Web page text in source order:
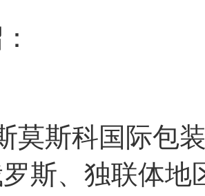
斯科国际包装
斯、独联体